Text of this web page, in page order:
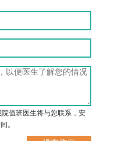
值班医生将与您联系，安
。